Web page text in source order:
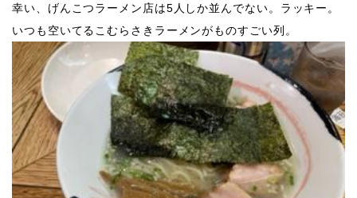
幸い、げんこつラーメン店は5人しか並んでない。ラッキー。
いつも空いてるこむらさきラーメンがものすごい列。